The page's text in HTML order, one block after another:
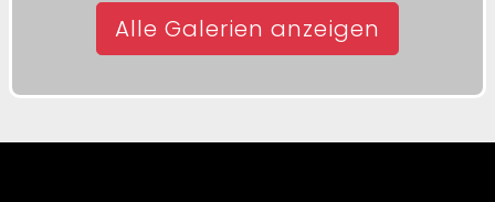
Alle Galerien anzeigen